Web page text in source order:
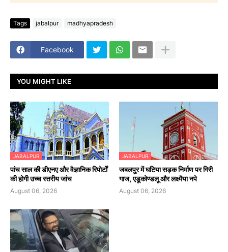
Tags jabalpur madhyapradesh
Facebook
YOU MIGHT LIKE
JABALPUR
पांच साल की डीएनए और वैज्ञानिक रिपोर्टों
की होगी उच्च स्तरीय जांच
August 06, 2026
JABALPUR
जबलपुर में घटिया सड़क निर्माण पर गिरी
गाज, एडूकोण्डलू और लक्ष्मैया नपे
August 06, 2026